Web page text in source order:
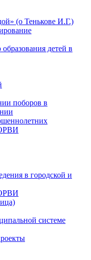
(о Тенькове И.Г.)
детей в
поборов в
в городской и
системе